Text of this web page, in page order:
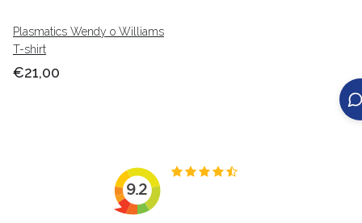
Plasmatics Wendy o Williams
T-shirt
€21,00